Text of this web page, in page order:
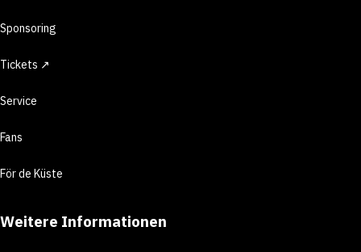
Sponsoring
Tickets ↗
Service
Fans
För de Küste
Weitere Informationen